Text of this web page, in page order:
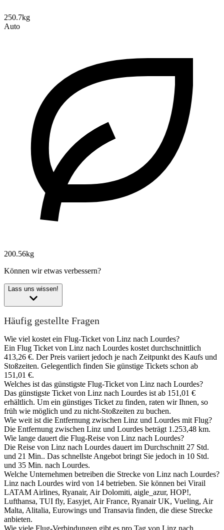
250.7kg
Auto
200.56kg
Können wir etwas verbessern?
Lass uns wissen!
Häufig gestellte Fragen
Wie viel kostet ein Flug-Ticket von Linz nach Lourdes?
Ein Flug Ticket von Linz nach Lourdes kostet durchschnittlich
413,26 €. Der Preis variiert jedoch je nach Zeitpunkt des Kaufs und
Stoßzeiten. Gelegentlich finden Sie günstige Tickets schon ab
151,01 €.
Welches ist das günstigste Flug-Ticket von Linz nach Lourdes?
Das günstigste Ticket von Linz nach Lourdes ist ab 151,01 €
erhältlich. Um ein günstiges Ticket zu finden, raten wir Ihnen, so
früh wie möglich und zu nicht-Stoßzeiten zu buchen.
Wie weit ist die Entfernung zwischen Linz und Lourdes mit Flug?
Die Entfernung zwischen Linz und Lourdes beträgt 1.253,48 km.
Wie lange dauert die Flug-Reise von Linz nach Lourdes?
Die Reise von Linz nach Lourdes dauert im Durchschnitt 27 Std.
und 21 Min.. Das schnellste Angebot bringt Sie jedoch in 10 Std.
und 35 Min. nach Lourdes.
Welche Unternehmen betreiben die Strecke von Linz nach Lourdes?
Linz nach Lourdes wird von 14 betrieben. Sie können bei Virail
LATAM Airlines, Ryanair, Air Dolomiti, aigle_azur, HOP!,
Lufthansa, TUI fly, Easyjet, Air France, Ryanair UK, Vueling, Air
Malta, Alitalia, Eurowings und Transavia finden, die diese Strecke
anbieten.